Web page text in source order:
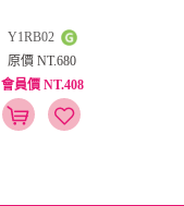
Y1RB02
原價 NT.680
會員價 NT.408